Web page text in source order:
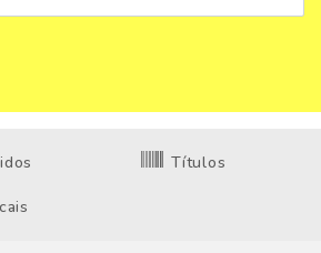
Títulos